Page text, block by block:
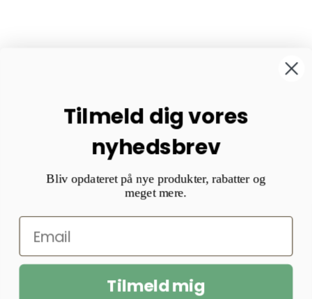
Tilmeld dig vores
nyhedsbrev
Bliv opdateret på nye produkter, rabatter og
meget mere.
Tilmeld mig